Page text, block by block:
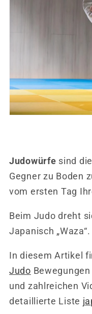
Judowürfe sind
Gegner zu Boden
vom ersten Tag
Beim Judo dreht
Japanisch „Waza“.
In diesem Artikel
Judo
und zahlreichen
detaillierte Liste